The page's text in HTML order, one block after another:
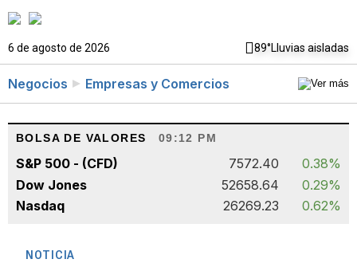
6 de agosto de 2026 89°Lluvias aisladas
Negocios Empresas y Comercios
BOLSA DE VALORES 09:12 PM
S&P 500 - (CFD) 7572.40
0.38%
Dow Jones
52658.64
0.29%
Nasdaq
26269.23 0.62%
NOTICIA